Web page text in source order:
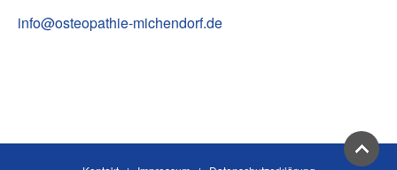
info@osteopathie-michendorf.de